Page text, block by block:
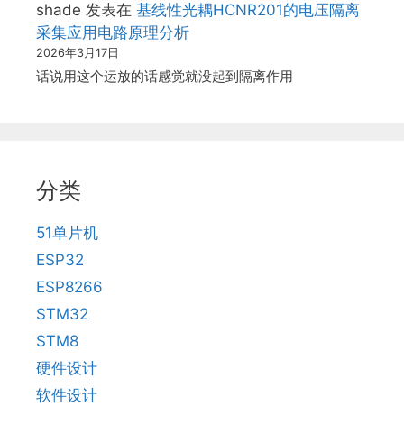
shade 发表在 基线性光耦HCNR201的电压隔离
采集应用电路原理分析
2026年3月17日
话说用这个运放的话感觉就没起到隔离作用
分类
51单片机
ESP32
ESP8266
STM32
STM8
硬件设计
软件设计